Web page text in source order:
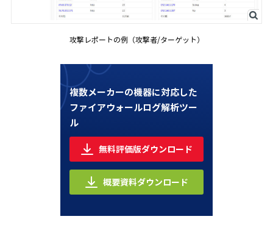
攻撃レポートの例（攻撃者/ターゲット）
複数メーカーの機器に対応した
ファイアウォールログ解析ツー
ル
無料評価版ダウンロード
概要資料ダウンロード